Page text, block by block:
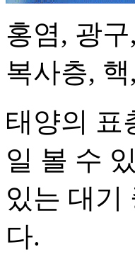
홍염, 광
복사층,
태양의 표
일 볼 수
있는 대기
다.